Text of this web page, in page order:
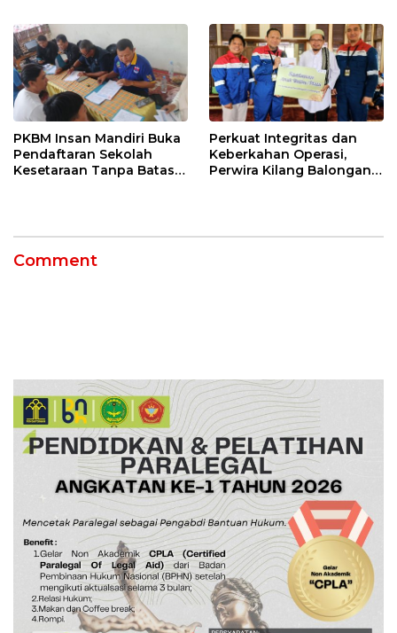
PKBM Insan Mandiri Buka
Pendaftaran Sekolah
Kesetaraan Tanpa Batas
Perkuat Integritas dan
Keberkahan Operasi,
Perwira Kilang Balongan
Comment